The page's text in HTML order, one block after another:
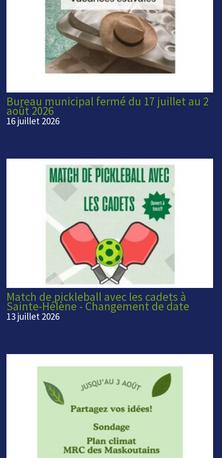
Bureau municipal fermé du 17 juillet au 2
août 2026
16 juillet 2026
Match de pickleball avec les cadets à
Sainte-Hélène - Changement de date
13 juillet 2026